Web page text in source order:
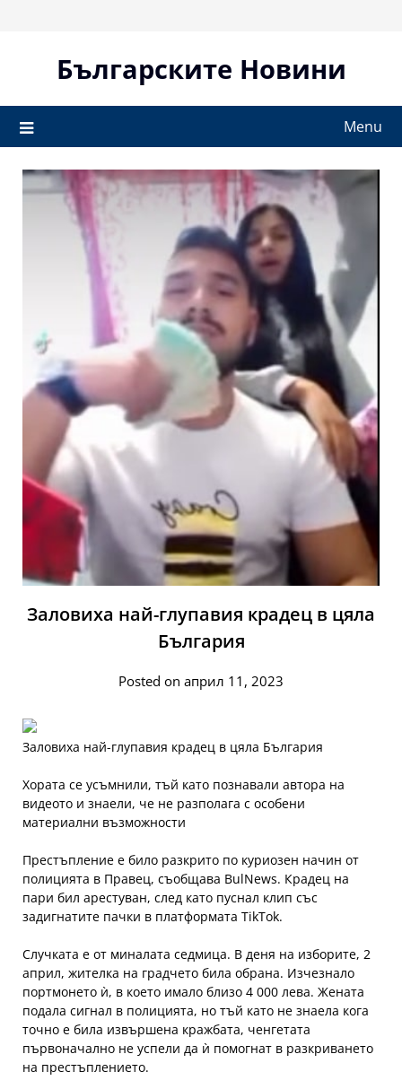
Българските Новини
Menu
Заловиха най-глупавия крадец в цяла
България
Posted on април 11, 2023
Заловиха най-глупавия крадец в цяла България
Хората се усъмнили, тъй като познавали автора на
видеото и знаели, че не разполага с особени
материални възможности
Престъпление е било разкрито по куриозен начин от
полицията в Правец, съобщава BulNews. Крадец на
пари бил арестуван, след като пуснал клип със
задигнатите пачки в платформата TikTok.
Случката е от миналата седмица. В деня на изборите, 2
април, жителка на градчето била обрана. Изчезнало
портмонето ѝ, в което имало близо 4 000 лева. Жената
подала сигнал в полицията, но тъй като не знаела кога
точно е била извършена кражбата, ченгетата
първоначално не успели да ѝ помогнат в разкриването
на престъплението.